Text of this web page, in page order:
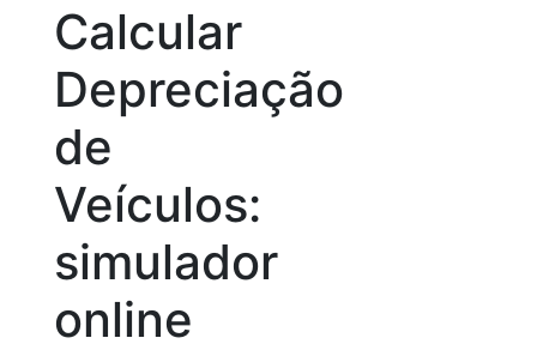
Calcular
Depreciação
de
Veículos:
simulador
online